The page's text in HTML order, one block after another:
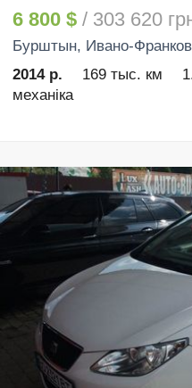
6 800 $ / 303 620
Бурштын, Ивано-
2014 р.
169 тыс. км
механіка